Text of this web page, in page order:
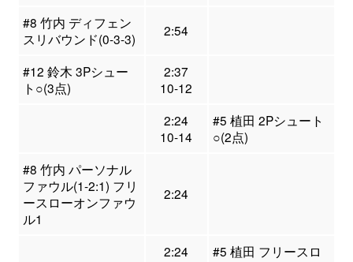
#8 竹内 ディフェン
スリバウンド(0-3-3)
2:54
#12 鈴木 3Pシュー
ト○(3点)
2:37
10-12
2:24
10-14
#5 植田 2Pシュート
○(2点)
#8 竹内 パーソナル
ファウル(1-2:1) フリ
ースローオンファウ
ル1
2:24
2:24
#5 植田 フリースロ